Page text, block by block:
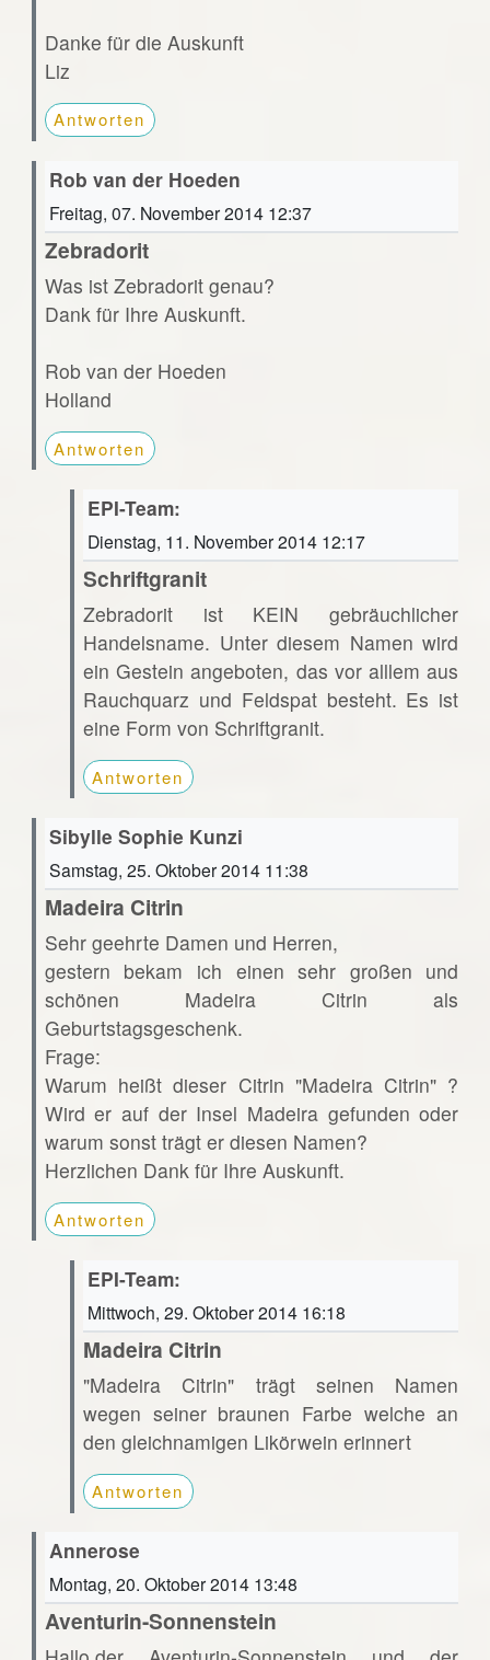
Danke für die Auskunft
Liz
Antworten
Rob van der Hoeden
Freitag, 07. November 2014 12:37
Zebradorit
Was ist Zebradorit genau?
Dank für Ihre Auskunft.
Rob van der Hoeden
Holland
Antworten
EPI-Team:
Dienstag, 11. November 2014 12:17
Schriftgranit
Zebradorit ist KEIN gebräuchlicher
Handelsname. Unter diesem Namen wird
ein Gestein angeboten, das vor alllem aus
Rauchquarz und Feldspat besteht. Es ist
eine Form von Schriftgranit.
Antworten
Sibylle Sophie Kunzi
Samstag, 25. Oktober 2014 11:38
Madeira Citrin
Sehr geehrte Damen und Herren,
gestern bekam ich einen sehr großen und
schönen Madeira Citrin als
Geburtstagsgeschenk.
Frage:
Warum heißt dieser Citrin "Madeira Citrin" ?
Wird er auf der Insel Madeira gefunden oder
warum sonst trägt er diesen Namen?
Herzlichen Dank für Ihre Auskunft.
Antworten
EPI-Team:
Mittwoch, 29. Oktober 2014 16:18
Madeira Citrin
"Madeira Citrin" trägt seinen Namen
wegen seiner braunen Farbe welche an
den gleichnamigen Likörwein erinnert
Antworten
Annerose
Montag, 20. Oktober 2014 13:48
Aventurin-Sonnenstein